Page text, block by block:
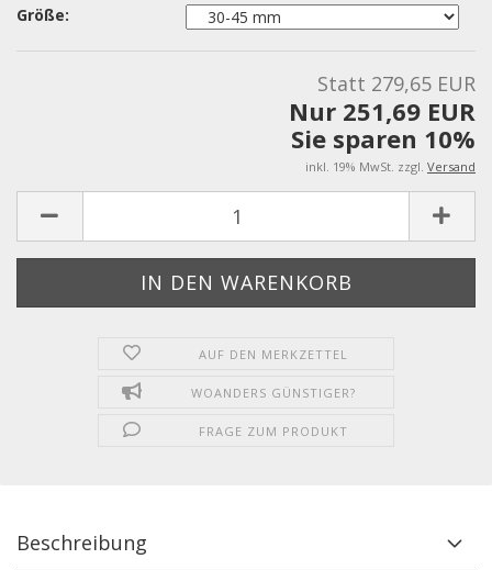
Größe:
Statt 279,65 EUR
Nur 251,69 EUR
Sie sparen 10%
inkl. 19% MwSt. zzgl. Versand
AUF DEN MERKZETTEL
WOANDERS GÜNSTIGER?
FRAGE ZUM PRODUKT
Beschreibung